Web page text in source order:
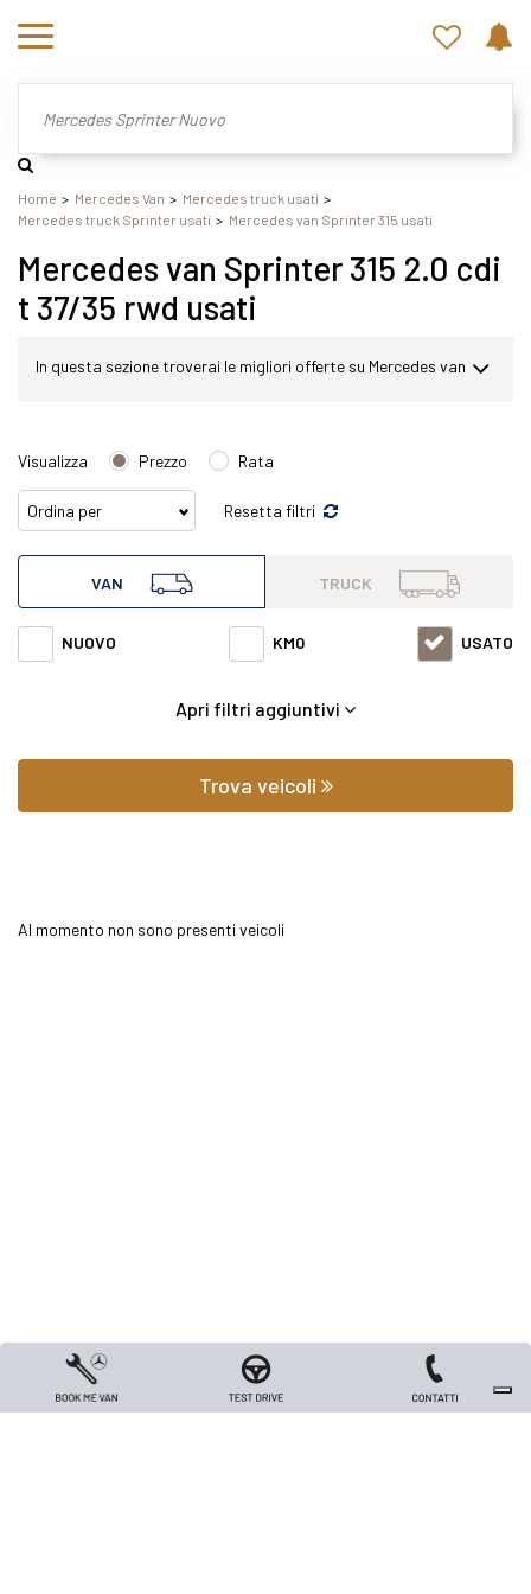
Home Mercedes Van
Mercedes truck usati
Mercedes truck Sprinter usati
Mercedes van Sprinter 315 usati
Mercedes van Sprinter 315 2.0 cdi
t 37/35 rwd usati
In questa sezione troverai le migliori offerte su Mercedes van
Mercedes van Sprinter 315 2.0 cdi t 37/35 rwd con varie
fasce di prezzi ed equipaggiamenti in grado di soddisfare
qualsiasi esigenza di comfort o prestazione.
Oltre a conoscere il prezzo potrai scoprire gli
Visualizza Prezzo Rata
Resetta filtri
VAN TRUCK
NUOVO KM0 USATO
Apri filtri aggiuntivi
Trova veicoli
Al momento non sono presenti veicoli